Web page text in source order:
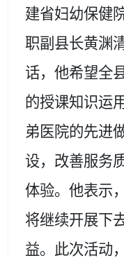
建省妇幼保健
职副县长黄渊
话，他希望全
的授课知识运
弟医院的先进
设，改善服务
体验。他表示，
将继续开展下
益。此次活动